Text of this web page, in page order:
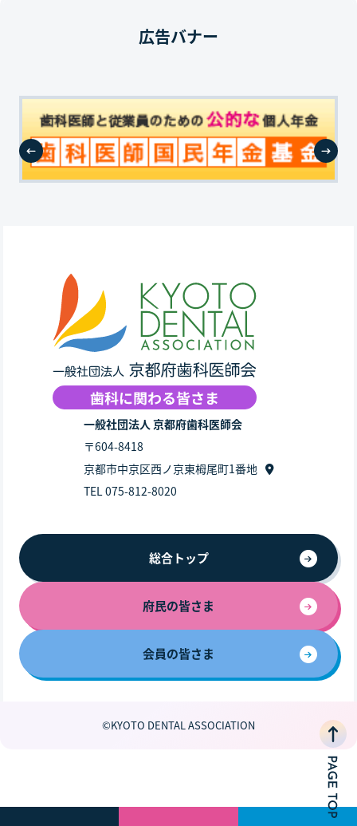
広告バナー
一般社団法人 京都府歯科医師会
〒604-8418
京都市中京区西ノ京東栂尾町1番地
TEL 075-812-8020
総合トップ
府民の皆さま
会員の皆さま
©KYOTO DENTAL ASSOCIATION